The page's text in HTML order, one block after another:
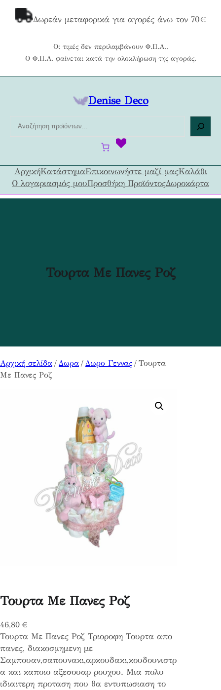
Δωρεάν μεταφορικά για αγορές άνω τον 70€
Οι τιμές δεν περιλαμβάνουν Φ.Π.Α..
Ο Φ.Π.Α. φαίνεται κατά την ολοκλήρωση της αγοράς.
Denise Deco
ή
τ
η
ΑρχικήΚατάστημαΕπικοινωνήστε μαζί μαςΚαλάθι
Ο λογαριασμός μουΠροσθήκη ΠροϊόντοςΔωροκάρτα
Τουρτα Με Πανες Ροζ
Αρχική σελίδα / Δωρα / Δωρο Γεννας / Τουρτα
Με Πανες Ροζ
Τουρτα Με Πανες Ροζ
46,80 €
Τουρτα Με Πανες Ροζ Τριοροφη Τουρτα απο
πανες, διακοσμημενη με
Σαμπουαν,σαπουνακι,αρκουδακι,κουδουνιστρ
α και καποιο αξεσουαρ ρουχου. Μια πολυ
ιδιαιτερη προταση που θα εντυπωσιαση το